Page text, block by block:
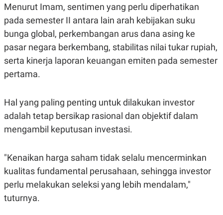
Menurut Imam, sentimen yang perlu diperhatikan
pada semester II antara lain arah kebijakan suku
bunga global, perkembangan arus dana asing ke
pasar negara berkembang, stabilitas nilai tukar rupiah,
serta kinerja laporan keuangan emiten pada semester
pertama.
Hal yang paling penting untuk dilakukan investor
adalah tetap bersikap rasional dan objektif dalam
mengambil keputusan investasi.
"Kenaikan harga saham tidak selalu mencerminkan
kualitas fundamental perusahaan, sehingga investor
perlu melakukan seleksi yang lebih mendalam,"
tuturnya.